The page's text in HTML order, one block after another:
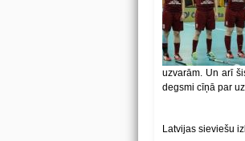
uzvarām. Un arī
degsmi cīņā par
Latvijas sieviešu